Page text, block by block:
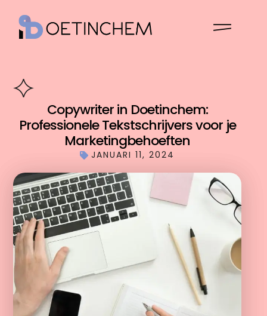
Copywriter in Doetinchem:
Professionele Tekstschrijvers voor je
Marketingbehoeften
JANUARI 11, 2024